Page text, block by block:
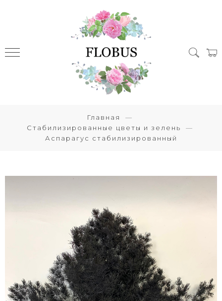
Главная
Стабилизированные цветы и зелень
Аспарагус стабилизированный